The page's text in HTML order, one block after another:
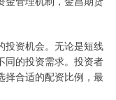
投资机会。无论是短线
同的投资需求。投资者
择合适的配资比例，最